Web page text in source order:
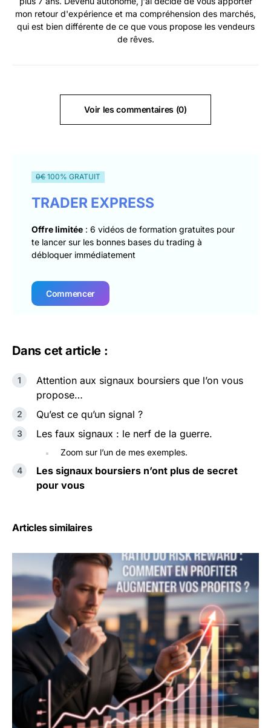
mon retour d'expérience et ma compréhension des marchés,
qui est bien différente de ce que vous propose les vendeurs
de rêves.
Voir les commentaires (0)
0€100% GRATUIT
TRADER EXPRESS
Offre limitée : 6 vidéos de formation gratuites pour
te lancer sur les bonnes bases du trading à
débloquer immédiatement
Commencer
Dans cet article :
Attention aux signaux boursiers que l’on vous
propose…
Qu’est ce qu’un signal ?
Les faux signaux : le nerf de la guerre.
Zoom sur l’un de mes exemples.
Les signaux boursiers n’ont plus de secret
pour vous
Articles similaires